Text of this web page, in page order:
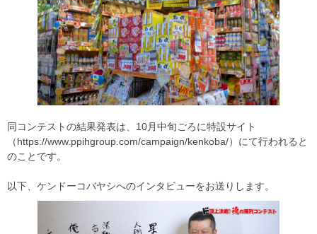
同コンテストの結果発表は、10月中旬ごろに特設サイト
（https://www.ppihgroup.com/campaign/kenkoba/）にて行われると
のことです。
以下、ケンドーコバヤシへのインタビューをお送りします。